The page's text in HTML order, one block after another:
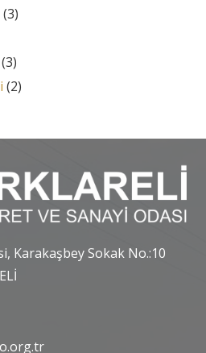
(3)
(3)
(2)
Karakaşbey Sokak No.:10